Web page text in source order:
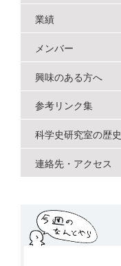
ン
業績
メンバー
興味のある方へ
参考リンク集
科学史研究室の歴史
連絡先・アクセス